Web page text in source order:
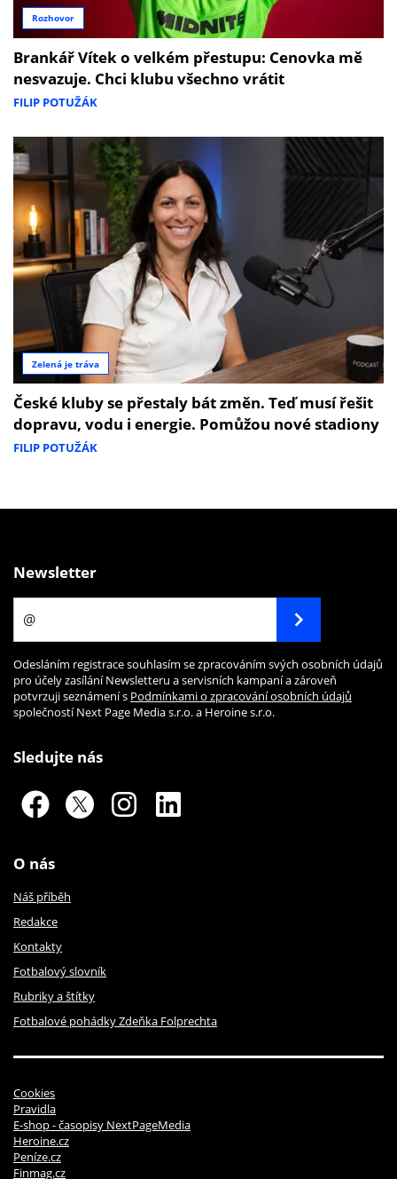
Rozhovor
Brankář Vítek o velkém přestupu: Cenovka mě
nesvazuje. Chci klubu všechno vrátit
FILIP POTUŽÁK
Zelená je tráva
České kluby se přestaly bát změn. Teď musí řešit
dopravu, vodu i energie. Pomůžou nové stadiony
FILIP POTUŽÁK
Newsletter
Odesláním registrace souhlasím se zpracováním svých osobních údajů
pro účely zasílání Newsletteru a servisních kampaní a zároveň
potvrzuji seznámení s Podmínkami o zpracování osobních údajů
společností Next Page Media s.r.o. a Heroine s.r.o.
Sledujte nás
O nás
Náš příběh
Redakce
Kontakty
Fotbalový slovník
Rubriky a štítky
Fotbalové pohádky Zdeňka Folprechta
Cookies
Pravidla
E-shop - časopisy NextPageMedia
Heroine.cz
Peníze.cz
Finmag.cz